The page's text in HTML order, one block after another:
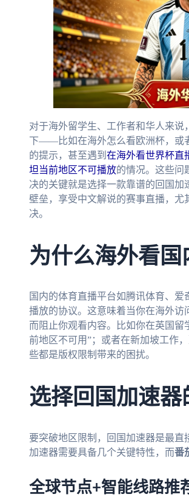
对于海外留学生、工作者和华人来说
下——比如在海外怎么看欧洲杯，或
的提示，甚至遇到 在海外看世界杯直
坦当前地区不可播放的情况。这些问
决的关键就是选择一款靠谱的回国
壁垒，享受中文解说的赛事直播，尤
决。
为什么海外看国
国内的体育直播平台如腾讯体育、
播放的协议。这意味着当你在海外
而阻止你观看内容。比如你在英国
前地区不可用”；或者在新加坡工作
些都是版权限制带来的困扰。
选择回国加速器
要突破地区限制，回国加速器是最
加速器需要具备几个关键特性，而番
全球节点+智能线路推